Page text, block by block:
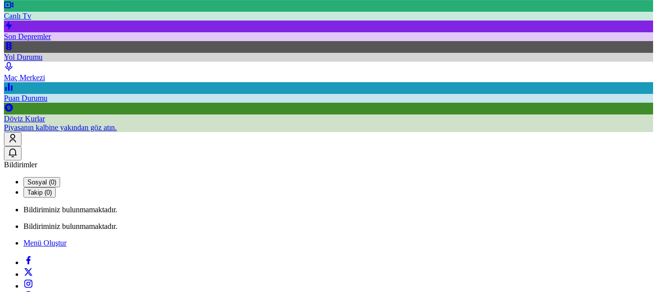
Canlı Tv
Son Depremler
Yol Durumu
Maç Merkezi
Puan Durumu
Döviz Kurlar
Piyasanın kalbine yakından göz atın.
Bildirimler
Sosyal (0)
Takip (0)
Bildiriminiz bulunmamaktadır.
Bildiriminiz bulunmamaktadır.
Menü Oluştur